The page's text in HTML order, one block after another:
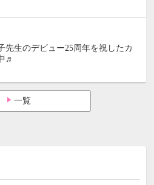
先生のデビュー25周年を祝したカ
♬
一覧